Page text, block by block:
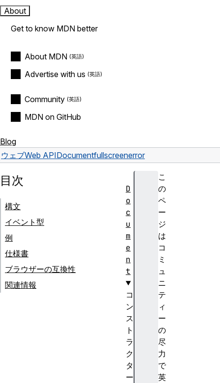
About
Get to know MDN better
About MDN
Advertise with us
Community
MDN on GitHub
Blog
ウェブWeb APIDocumentfullscreenerror
こ
の
ペ
ー
ジ
は
コ
ミ
ュ
ニ
テ
ィ
ー
の
尽
力
で
英
目次
構文
イベント型
例
仕様書
ブラウザーの互換性
関連情報
D
o
c
u
m
e
n
t
コ
ン
ス
ト
ラ
ク
タ
ー